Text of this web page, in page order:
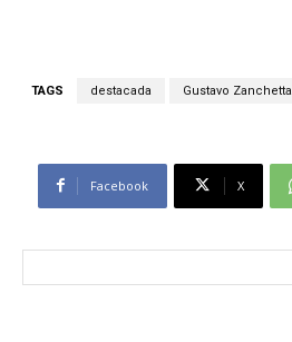
TAGS destacada Gustavo Zanchetta
Facebook X